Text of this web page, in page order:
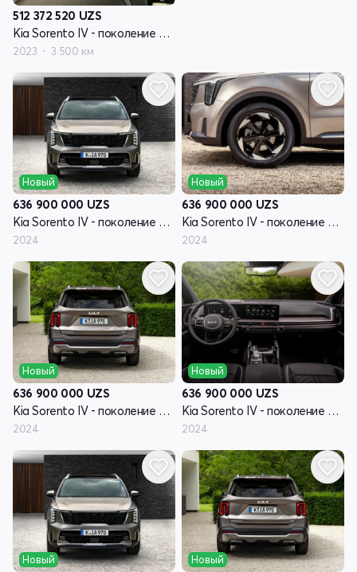
512 372 520 UZS
Kia Sorento IV - поколение рестайлинг
2023 3 500 км
Новый
636 900 000 UZS
Kia Sorento IV - поколение рестайлинг
2024
Новый
636 900 000 UZS
Kia Sorento IV - поколение рестайлинг
2024
Новый
636 900 000 UZS
Kia Sorento IV - поколение рестайлинг
2024
Новый
636 900 000 UZS
Kia Sorento IV - поколение рестайлинг
2024
Новый Новый